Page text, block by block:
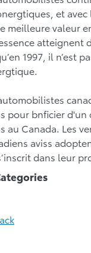
et
meilleure valeur
atteignent
1997, il n’est
pour bnficier
au Canada. Les
aviss
dans leur